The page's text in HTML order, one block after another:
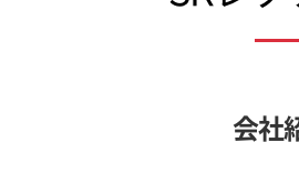
会社